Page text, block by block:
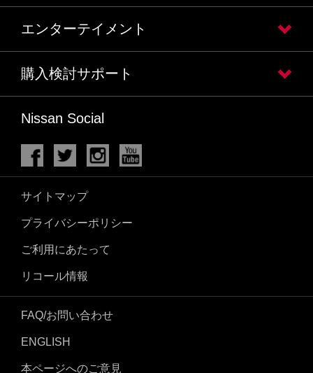
エンターテイメント
購入検討サポート
Nissan Social
サイトマップ
プライバシーポリシー
ご利用にあたって
リコール情報
FAQ/お問い合わせ
ENGLISH
本ページへのご意見